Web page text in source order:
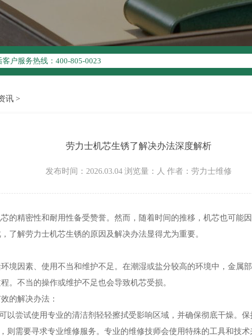
络优化升级公告
新网点地址：
字楼2座37层3705室（需提前预约）
讯 >
劳力士机芯生锈了解决办法深度解析
发布时间：2026.03.04 浏览量： 人 作者：劳力士维修
精密性和耐用性备受赞誉。然而，随着时间的推移，机芯也可能
了解劳力士机芯生锈的原因及解决办法显得尤为重要。
因素、使用不当和维护不足。在潮湿或盐分较高的环境中，金属
。不当的操作或维护不足也会导致机芯受损。
的解决办法：
尝试使用专业的清洁剂轻轻擦拭受影响区域，并确保彻底干燥。保
需要寻求专业维修服务。专业的维修技师会使用特殊的工具和技